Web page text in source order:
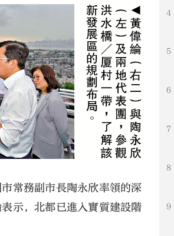
常務副市長陶永欣率領的深
示，北都已進入實質建設階
4
5
6
7
8
9